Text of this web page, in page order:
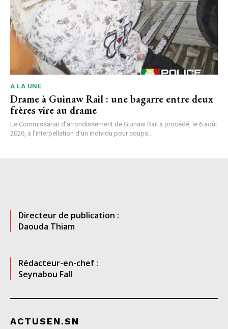
A LA UNE
Drame à Guinaw Rail : une bagarre entre deux
frères vire au drame
Le Commissariat d’arrondissement de Guinaw Rail a procédé, le 6 août
2026, à l’interpellation d’un individu pour coups...
Directeur de publication :
Daouda Thiam
Rédacteur-en-chef :
Seynabou Fall
ACTUSEN.SN